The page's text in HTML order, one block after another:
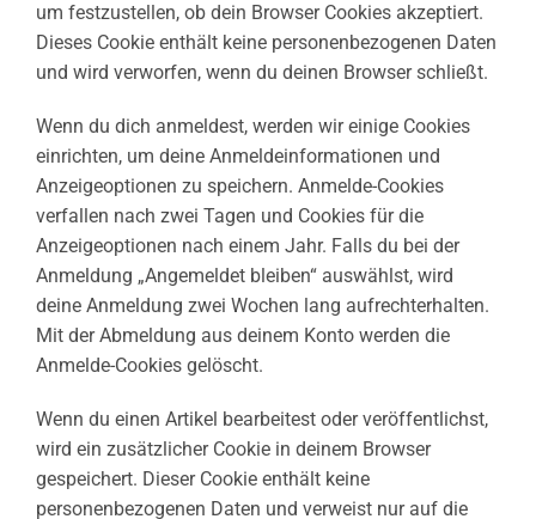
um festzustellen, ob dein Browser Cookies akzeptiert.
Dieses Cookie enthält keine personenbezogenen Daten
und wird verworfen, wenn du deinen Browser schließt.
Wenn du dich anmeldest, werden wir einige Cookies
einrichten, um deine Anmeldeinformationen und
Anzeigeoptionen zu speichern. Anmelde-Cookies
verfallen nach zwei Tagen und Cookies für die
Anzeigeoptionen nach einem Jahr. Falls du bei der
Anmeldung „Angemeldet bleiben“ auswählst, wird
deine Anmeldung zwei Wochen lang aufrechterhalten.
Mit der Abmeldung aus deinem Konto werden die
Anmelde-Cookies gelöscht.
Wenn du einen Artikel bearbeitest oder veröffentlichst,
wird ein zusätzlicher Cookie in deinem Browser
gespeichert. Dieser Cookie enthält keine
personenbezogenen Daten und verweist nur auf die